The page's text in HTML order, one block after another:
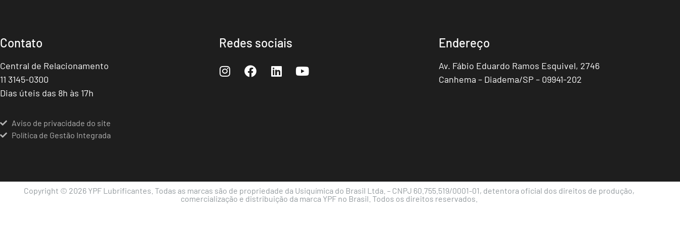
Contato
Central de Relacionamento
11 3145-0300
Dias úteis das 8h às 17h
Aviso de privacidade do site
Política de Gestão Integrada
Redes sociais Endereço
Av. Fábio Eduardo Ramos Esquivel, 2746
Canhema – Diadema/SP – 09941-202
Copyright © 2026 YPF Lubrificantes. Todas as marcas são de propriedade da Usiquímica do Brasil Ltda. – CNPJ 60.755.519/0001-01, detentora oficial dos direitos de produção,
comercialização e distribuição da marca YPF no Brasil. Todos os direitos reservados.